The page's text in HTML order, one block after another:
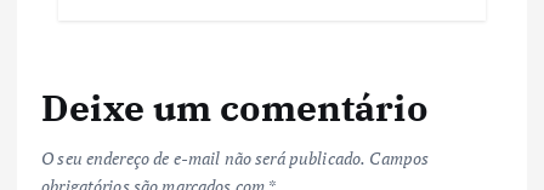
Deixe um comentário
O seu endereço de e-mail não será publicado. Campos